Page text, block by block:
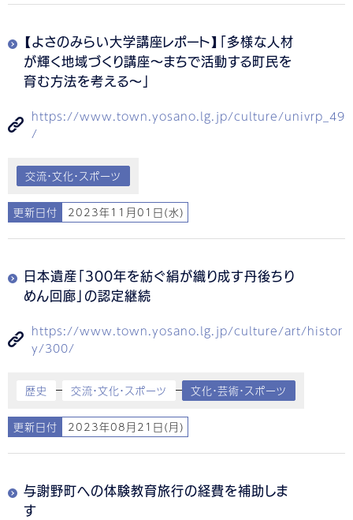
【よさのみらい大学講座レポート】「多様な人材
が輝く地域づくり講座～まちで活動する町民を
育む方法を考える～」
https://www.town.yosano.lg.jp/culture/univrp_49
/
交流・文化・スポーツ
更新日付 2023年11月01日(水)
日本遺産「300年を紡ぐ絹が織り成す丹後ちり
めん回廊」の認定継続
https://www.town.yosano.lg.jp/culture/art/histor
y/300/
歴史 交流・文化・スポーツ 文化・芸術・スポーツ
更新日付 2023年08月21日(月)
与謝野町への体験教育旅行の経費を補助しま
す